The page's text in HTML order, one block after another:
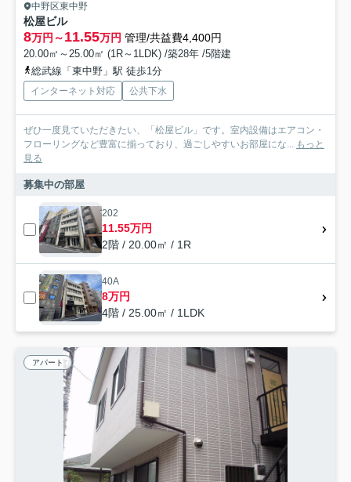
中野区東中野
松屋ビル
8万円～11.55万円 管理/共益費4,400円
20.00㎡～25.00㎡ (1R～1LDK) /築28年 /5階建
総武線「東中野」駅 徒歩1分
インターネット対応 公共下水
ぜひ一度見ていただきたい、「松屋ビル」です。室内設備はエアコン・
フローリングなど豊富に揃っており、過ごしやすいお部屋にな... もっと
見る
募集中の部屋
202
11.55万円
2階 / 20.00㎡ / 1R
40A
8万円
4階 / 25.00㎡ / 1LDK
アパート